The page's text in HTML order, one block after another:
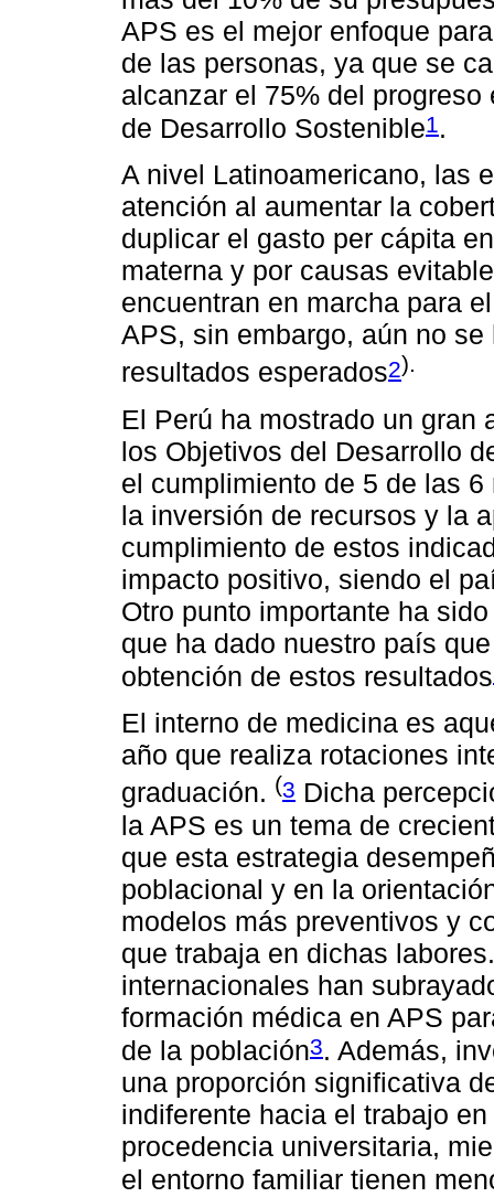
APS es el mejor enfoque
de las personas, ya que se
alcanzar el 75% del
de Desarrollo Sostenible1.
A nivel Latinoamericano, las
atención al aumentar la
duplicar el gasto per cápita
materna y por causas
encuentran en marcha para
APS, sin embargo, aún no
resultados esperados2).
El Perú ha mostrado un gran
los Objetivos del Desarrollo
el cumplimiento de 5 de las
la inversión de recursos y la
cumplimiento de estos
impacto positivo, siendo el
Otro punto importante ha
que ha dado nuestro país
obtención de estos resultados
El interno de medicina es
año que realiza rotaciones
graduación. (3 Dicha
la APS es un tema de
que esta estrategia
poblacional y en la
modelos más preventivos y
que trabaja en dichas
internacionales han
formación médica en APS
de la población3. Además,
una proporción significativa
indiferente hacia el trabajo
procedencia universitaria,
el entorno familiar tienen